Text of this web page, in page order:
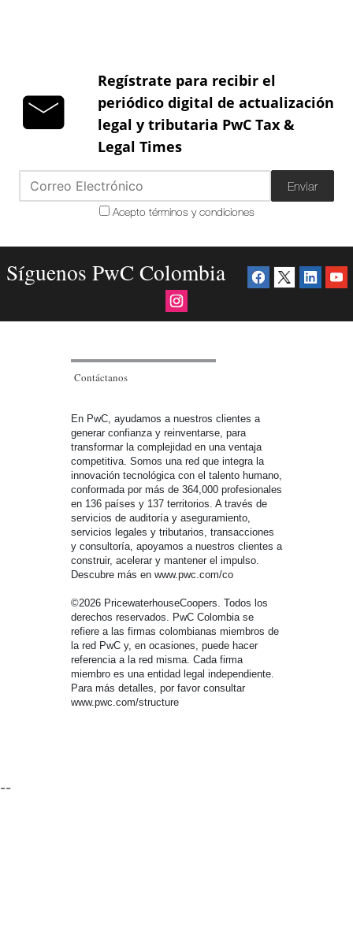
Regístrate para recibir el
periódico digital de actualización
legal y tributaria PwC Tax &
Legal Times
Enviar
Acepto términos y condiciones
Síguenos PwC Colombia
Contáctanos
En PwC, ayudamos a nuestros clientes a
generar confianza y reinventarse, para
transformar la complejidad en una ventaja
competitiva. Somos una red que integra la
innovación tecnológica con el talento humano,
conformada por más de 364,000 profesionales
en 136 países y 137 territorios. A través de
servicios de auditoría y aseguramiento,
servicios legales y tributarios, transacciones
y consultoría, apoyamos a nuestros clientes a
construir, acelerar y mantener el impulso.
Descubre más en www.pwc.com/co
©2026 PricewaterhouseCoopers. Todos los
derechos reservados. PwC Colombia se
refiere a las firmas colombianas miembros de
la red PwC y, en ocasiones, puede hacer
referencia a la red misma. Cada firma
miembro es una entidad legal independiente.
Para más detalles, por favor consultar
www.pwc.com/structure
--